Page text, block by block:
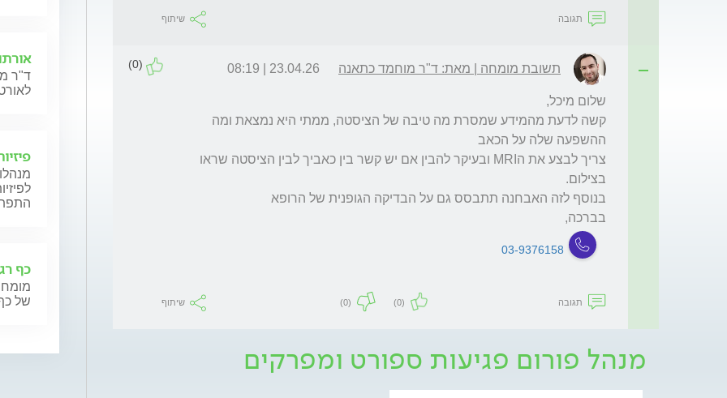
תגובה שיתוף
תשובת מומחה | מאת: ד"ר מוחמד כתאנה 23.04.26 | 08:19
(0)
בברכה,
03-9376158
תגובה (0)
(0) שיתוף
מנהל פורום פגיעות ספורט ומפרקים
ד"ר
כף
של